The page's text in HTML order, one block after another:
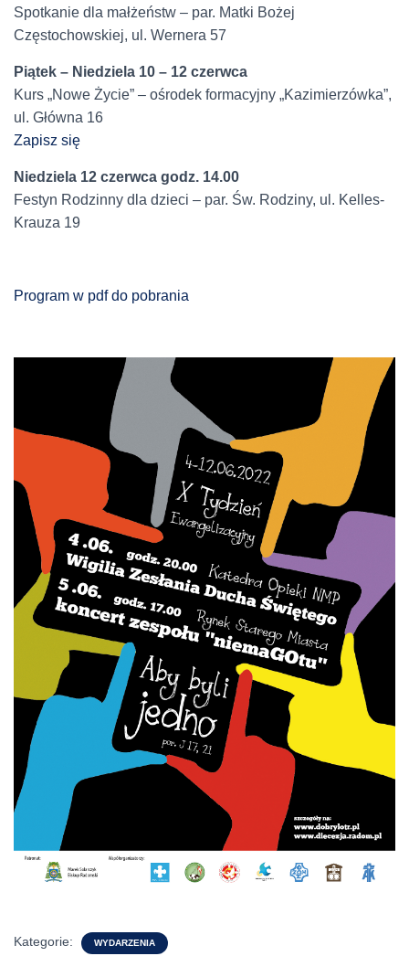
Spotkanie dla małżeństw – par. Matki Bożej
Częstochowskiej, ul. Wernera 57
Piątek – Niedziela 10 – 12 czerwca
Kurs „Nowe Życie” – ośrodek formacyjny „Kazimierzówka”,
ul. Główna 16
Zapisz się
Niedziela 12 czerwca godz. 14.00
Festyn Rodzinny dla dzieci – par. Św. Rodziny, ul. Kelles-
Krauza 19
Program w pdf do pobrania
Kategorie: WYDARZENIA